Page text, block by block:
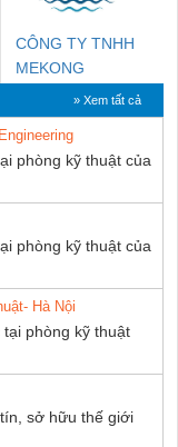
CÔNG TY TNHH
MEKONG
SUPPLY
» Xem tất cả
phòng kỹ thuật của
phòng kỹ thuật của
Hà Nội
phòng kỹ thuật
sở hữu thế giới